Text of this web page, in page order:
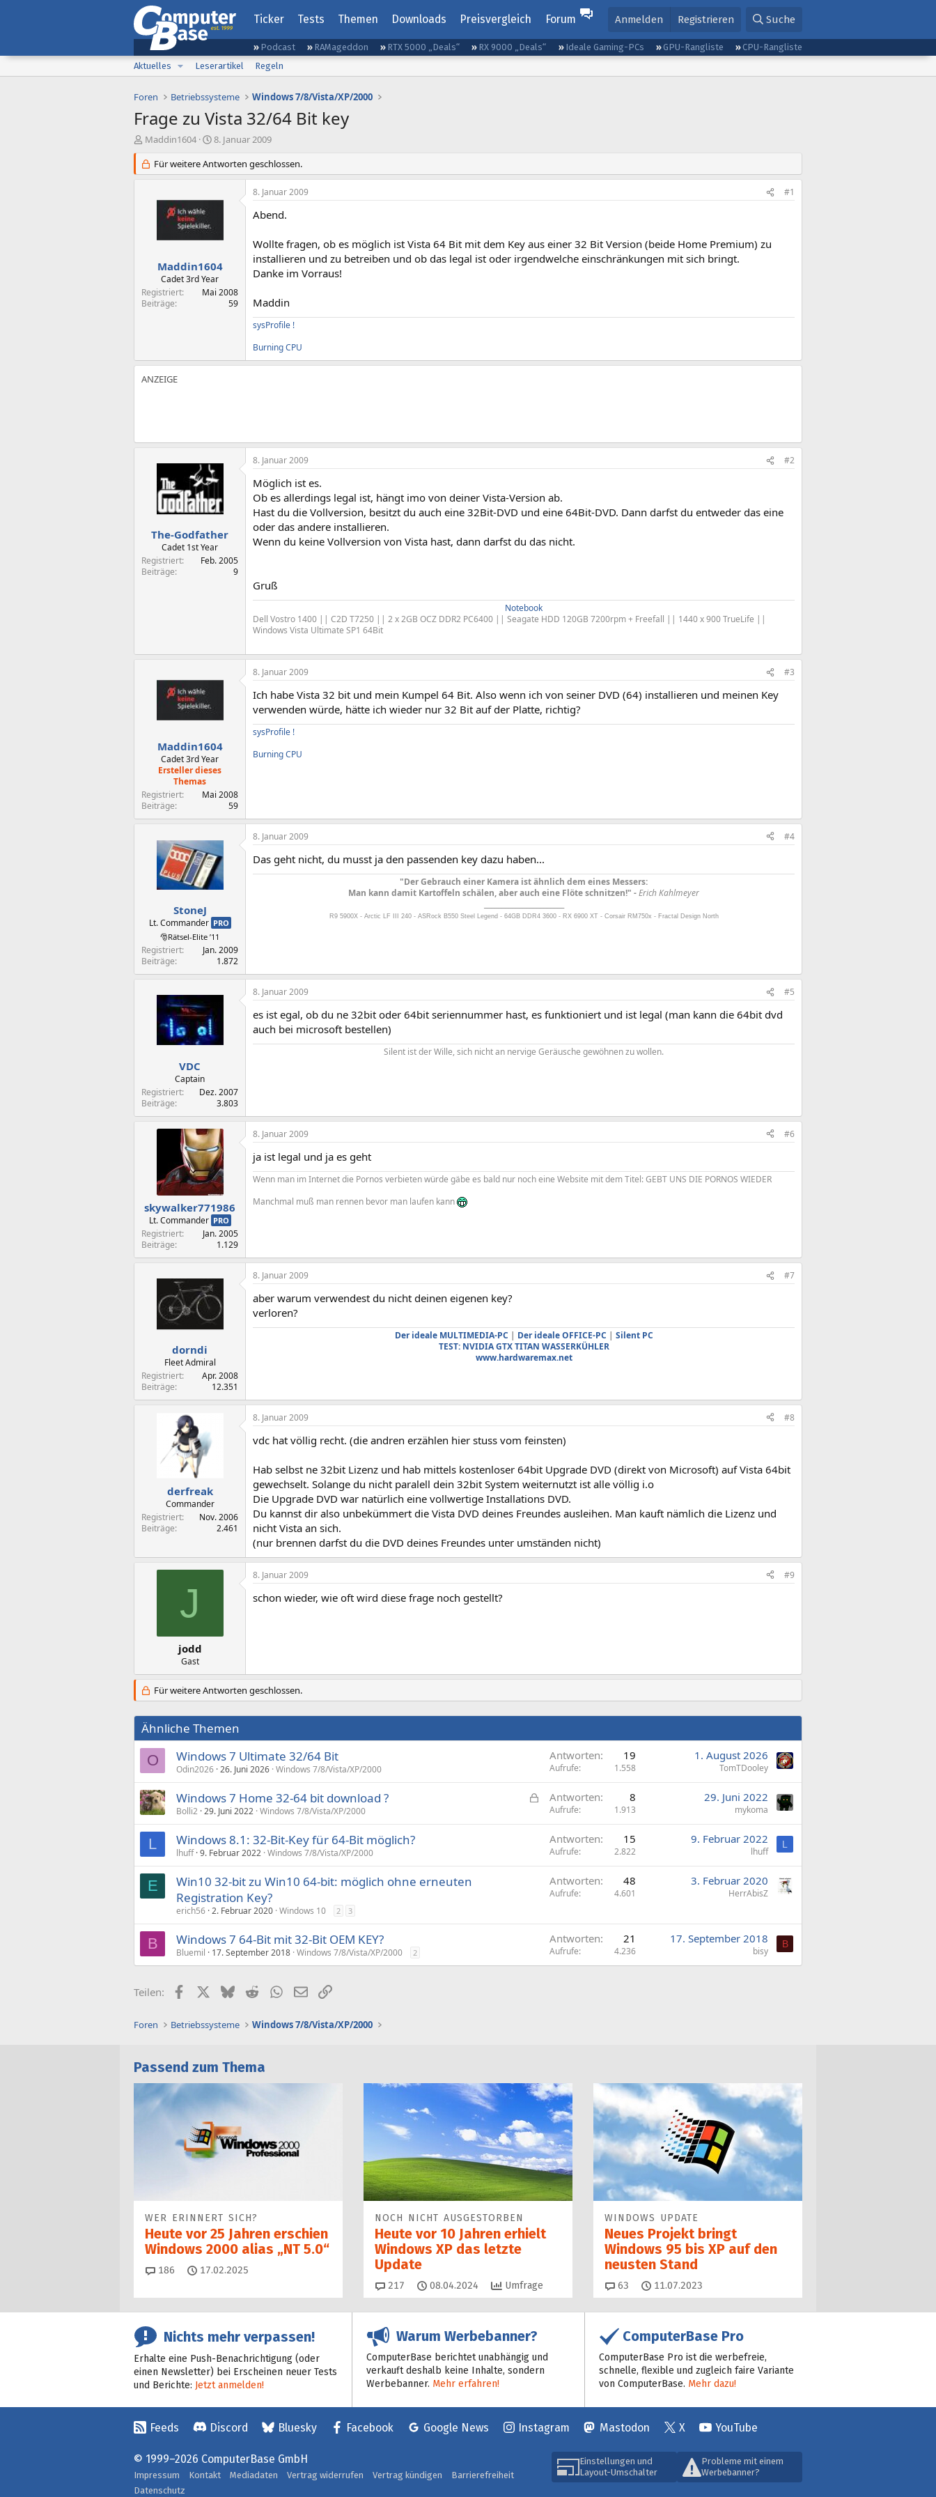
Ticker Tests Themen Downloads Preisvergleich Forum Anmelden Registrieren Suche
Podcast RAMageddon RTX 5000 „Deals“ RX 9000 „Deals“ Ideale Gaming-PCs GPU-Rangliste
CPU-Rangliste
Aktuelles
Leserartikel Regeln
Foren Betriebssysteme Windows 7/8/Vista/XP/2000
Frage zu Vista 32/64 Bit key
E
s
t
Maddin1604
E
s
t
l
a
8. Januar 2009
Für weitere Antworten geschlossen.
Maddin1604
Cadet 3rd Year
Registriert
Mai 2008
Beiträge
59
8. Januar 2009 #1
Abend.
Wollte fragen, ob es möglich ist Vista 64 Bit mit dem Key aus einer 32 Bit Version (beide Home Premium) zu
installieren und zu betreiben und ob das legal ist oder irgendwelche einschränkungen mit sich bringt.
Danke im Vorraus!
Maddin
sysProfile !
Burning CPU
The-Godfather
Cadet 1st Year
Registriert
Feb. 2005
Beiträge
9
8. Januar 2009 #2
Möglich ist es.
Ob es allerdings legal ist, hängt imo von deiner Vista-Version ab.
Hast du die Vollversion, besitzt du auch eine 32Bit-DVD und eine 64Bit-DVD. Dann darfst du entweder das eine
oder das andere installieren.
Wenn du keine Vollversion von Vista hast, dann darfst du das nicht.
Gruß
Notebook
Dell Vostro 1400 || C2D T7250 || 2 x 2GB OCZ DDR2 PC6400 || Seagate HDD 120GB 7200rpm + Freefall || 1440 x 900 TrueLife ||
Windows Vista Ultimate SP1 64Bit
Maddin1604
Cadet 3rd Year
Ersteller dieses
Themas
Registriert
Mai 2008
Beiträge
59
8. Januar 2009 #3
Ich habe Vista 32 bit und mein Kumpel 64 Bit. Also wenn ich von seiner DVD (64) installieren und meinen Key
verwenden würde, hätte ich wieder nur 32 Bit auf der Platte, richtig?
sysProfile !
Burning CPU
StoneJ
Lt. Commander PRO
🎅Rätsel-Elite ’11
Registriert
Jan. 2009
Beiträge
1.872
8. Januar 2009 #4
Das geht nicht, du musst ja den passenden key dazu haben...
"Der Gebrauch einer Kamera ist ähnlich dem eines Messers:
Man kann damit Kartoffeln schälen, aber auch eine Flöte schnitzen!" -Erich Kahlmeyer
R9 5900X - Arctic LF III 240 - ASRock B550 Steel Legend - 64GB DDR4 3600 - RX 6900 XT - Corsair RM750x - Fractal Design North
VDC
Captain
Registriert
Dez. 2007
Beiträge
3.803
8. Januar 2009 #5
es ist egal, ob du ne 32bit oder 64bit seriennummer hast, es funktioniert und ist legal (man kann die 64bit dvd
auch bei microsoft bestellen)
Silent ist der Wille, sich nicht an nervige Geräusche gewöhnen zu wollen.​
skywalker771986
Lt. Commander PRO
Registriert
Jan. 2005
Beiträge
1.129
8. Januar 2009 #6
ja ist legal und ja es geht
Wenn man im Internet die Pornos verbieten würde gäbe es bald nur noch eine Website mit dem Titel: GEBT UNS DIE PORNOS WIEDER
Manchmal muß man rennen bevor man laufen kann
dorndi
Fleet Admiral
Registriert
Apr. 2008
Beiträge
12.351
8. Januar 2009 #7
aber warum verwendest du nicht deinen eigenen key?
verloren?
Der ideale MULTIMEDIA-PC | Der ideale OFFICE-PC | Silent PC
TEST: NVIDIA GTX TITAN WASSERKÜHLER
www.hardwaremax.net
derfreak
Commander
Registriert
Nov. 2006
Beiträge
2.461
8. Januar 2009 #8
vdc hat völlig recht. (die andren erzählen hier stuss vom feinsten)
Hab selbst ne 32bit Lizenz und hab mittels kostenloser 64bit Upgrade DVD (direkt von Microsoft) auf Vista 64bit
gewechselt. Solange du nicht paralell dein 32bit System weiternutzt ist alle völlig i.o
Die Upgrade DVD war natürlich eine vollwertige Installations DVD.
Du kannst dir also unbekümmert die Vista DVD deines Freundes ausleihen. Man kauft nämlich die Lizenz und
nicht Vista an sich.
(nur brennen darfst du die DVD deines Freundes unter umständen nicht)
J
jodd
Gast
8. Januar 2009 #9
schon wieder, wie oft wird diese frage noch gestellt?
Für weitere Antworten geschlossen.
Ähnliche Themen
O Windows 7 Ultimate 32/64 Bit
Odin2026 26. Juni 2026 Windows 7/8/Vista/XP/2000
Antworten 19
Aufrufe 1.558
1. August 2026
TomTDooley
G
s
r
Windows 7 Home 32-64 bit download ?
Bolli2 29. Juni 2022 Windows 7/8/Vista/XP/2000
Antworten 8
Aufrufe 1.913
29. Juni 2022
mykoma
L Windows 8.1: 32-Bit-Key für 64-Bit möglich?
lhuff 9. Februar 2022 Windows 7/8/Vista/XP/2000
Antworten 15
Aufrufe 2.822
9. Februar 2022
lhuff
L
E
Win10 32-bit zu Win10 64-bit: möglich ohne erneuten
Registration Key?
erich56 2. Februar 2020 Windows 10 2 3
Antworten 48
Aufrufe 4.601
3. Februar 2020
HerrAbisZ
B Windows 7 64-Bit mit 32-Bit OEM KEY?
Bluemil 17. September 2018 Windows 7/8/Vista/XP/2000 2
Antworten 21
Aufrufe 4.236
17. September 2018
bisy
B
Teilen: FacebookX (Twitter)
BlueskyRedditWhatsApp
E-MailLink
Foren Betriebssysteme Windows 7/8/Vista/XP/2000
Passend zum Thema
WER ERINNERT SICH?
Heute vor 25 Jahren erschien
Windows 2000 alias „NT 5.0“
186 Kommentare
17.02.2025
NOCH NICHT AUSGESTORBEN
Heute vor 10 Jahren erhielt
Windows XP das letzte
Update
217 Kommentare
08.04.2024 Umfrage
WINDOWS UPDATE
Neues Projekt bringt
Windows 95 bis XP auf den
neusten Stand
63 Kommentare
11.07.2023
Nichts mehr verpassen!
Erhalte eine Push-Benachrichtigung (oder
einen Newsletter) bei Erscheinen neuer Tests
und Berichte: Jetzt anmelden!
Warum Werbebanner?
ComputerBase berichtet unabhängig und
verkauft deshalb keine Inhalte, sondern
Werbebanner. Mehr erfahren!
ComputerBase Pro
ComputerBase Pro ist die werbefreie,
schnelle, flexible und zugleich faire Variante
von ComputerBase. Mehr dazu!
Feeds Discord Bluesky Facebook Google News Instagram Mastodon X YouTube
Einstellungen und
Layout-Umschalter
Probleme mit einem
Werbebanner?
© 1999–2026 ComputerBase GmbH
Impressum Kontakt Mediadaten Vertrag widerrufen Vertrag kündigen
Barrierefreiheit
Datenschutz